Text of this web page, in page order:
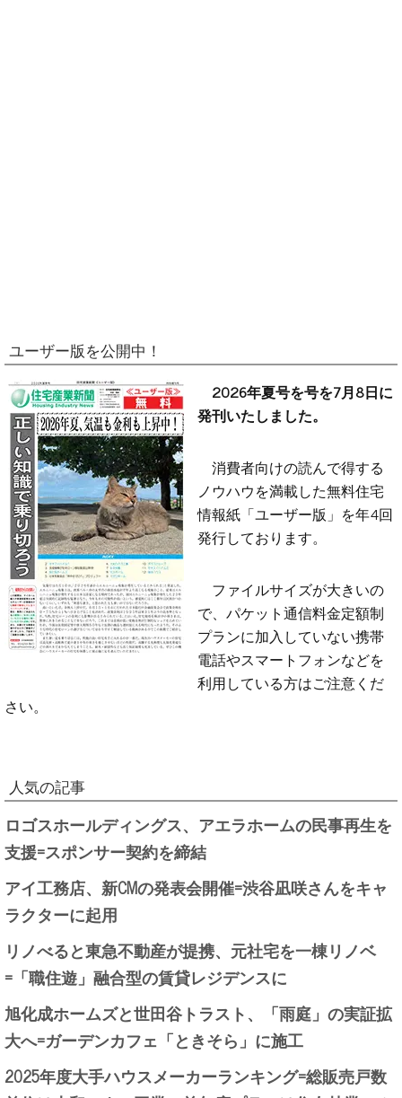
ユーザー版を公開中！
2026年夏号を号を7月8日に
発刊いたしました。
消費者向けの読んで得する
ノウハウを満載した無料住宅
情報紙「ユーザー版」を年4回
発行しております。
ファイルサイズが大きいの
で、パケット通信料金定額制
プランに加入していない携帯
電話やスマートフォンなどを
利用している方はご注意くだ
さい。
人気の記事
ロゴスホールディングス、アエラホームの民事再生を
支援=スポンサー契約を締結
アイ工務店、新CMの発表会開催=渋谷凪咲さんをキャ
ラクターに起用
リノべると東急不動産が提携、元社宅を一棟リノベ
=「職住遊」融合型の賃貸レジデンスに
旭化成ホームズと世田谷トラスト、「雨庭」の実証拡
大へ=ガーデンカフェ「ときそら」に施工
2025年度大手ハウスメーカーランキング=総販売戸数